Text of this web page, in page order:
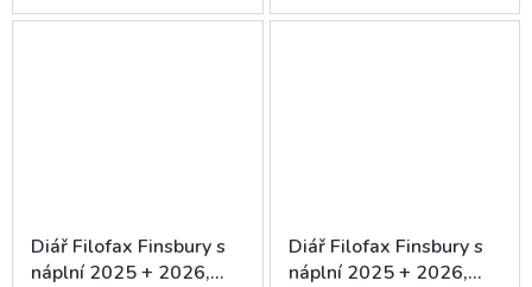
Diář Filofax Finsbury s
náplní 2025 + 2026,
Diář Filofax Finsbury s
náplní 2025 + 2026,